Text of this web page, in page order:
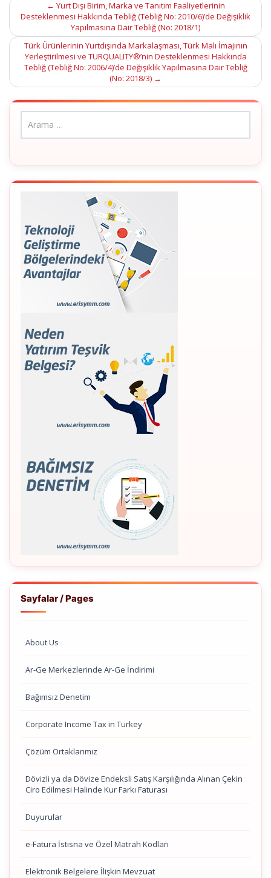
Post
navigation
← Yurt Dışı Birim, Marka ve Tanıtım Faaliyetlerinin
Desteklenmesi Hakkında Tebliğ (Tebliğ No: 2010/6)’de Değişiklik
Yapılmasına Dair Tebliğ (No: 2018/1)
Türk Ürünlerinin Yurtdışında Markalaşması, Türk Malı İmajının
Yerleştirilmesi ve TURQUALITY®’nin Desteklenmesi Hakkında
Tebliğ (Tebliğ No: 2006/4)’de Değişiklik Yapılmasına Dair Tebliğ
(No: 2018/3) →
Sayfalar / Pages
About Us
Ar-Ge Merkezlerinde Ar-Ge İndirimi
Bağımsız Denetim
Corporate Income Tax in Turkey
Çözüm Ortaklarımız
Dövizli ya da Dövize Endeksli Satış Karşılığında Alınan Çekin
Ciro Edilmesi Halinde Kur Farkı Faturası
Duyurular
e-Fatura İstisna ve Özel Matrah Kodları
Elektronik Belgelere İlişkin Mevzuat